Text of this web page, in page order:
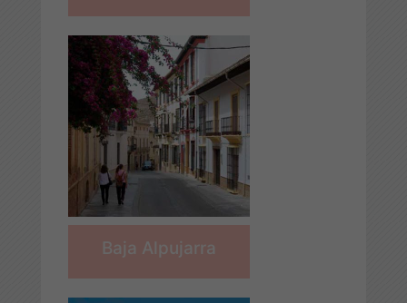
Baja Alpujarra